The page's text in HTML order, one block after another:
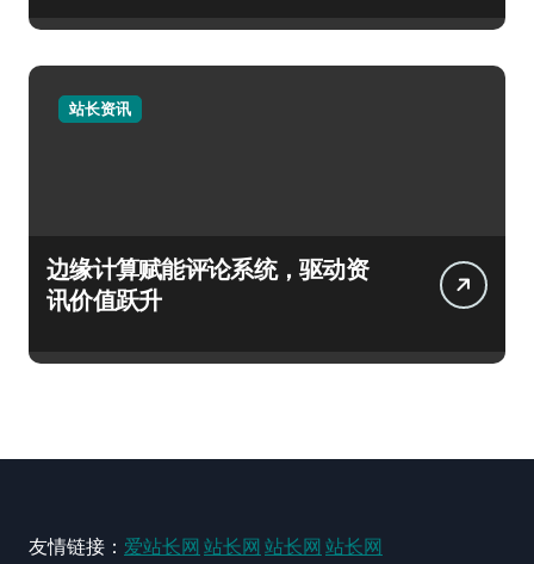
站长资讯
边缘计算赋能评论系统，驱动资
讯价值跃升
友情链接： 爱站长网 站长网 站长网 站长网